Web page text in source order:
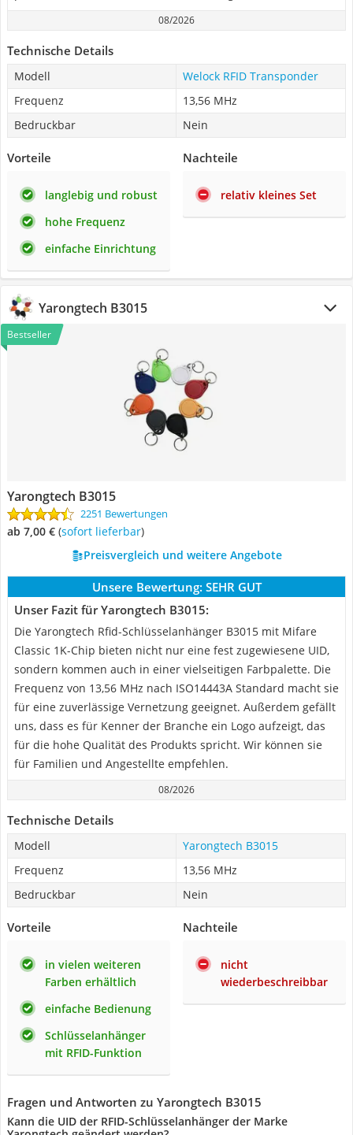
08/2026
Technische Details
Modell
Welock RFID Transponder
Frequenz
13,56 MHz
Bedruckbar
Nein
Vorteile
langlebig und robust
hohe Frequenz
einfache Einrichtung
Nachteile
relativ kleines Set
Yarongtech B3015
Bestseller
Yarongtech B3015
2251 Bewertungen
ab 7,00 € ( Sofort lieferbar)
Preisvergleich und weitere Angebote
Unsere Bewertung: SEHR GUT
Unser Fazit für Yarongtech B3015:
Die Yarongtech Rfid-Schlüsselanhänger B3015 mit Mifare
Classic 1K-Chip bieten nicht nur eine fest zugewiesene UID,
sondern kommen auch in einer vielseitigen Farbpalette. Die
Frequenz von 13,56 MHz nach ISO14443A Standard macht sie
für eine zuverlässige Vernetzung geeignet. Außerdem gefällt
uns, dass es für Kenner der Branche ein Logo aufzeigt, das
für die hohe Qualität des Produkts spricht. Wir können sie
für Familien und Angestellte empfehlen.
08/2026
Technische Details
Modell
Yarongtech B3015
Frequenz
13,56 MHz
Bedruckbar
Nein
Vorteile
in vielen weiteren
Farben erhältlich
einfache Bedienung
Schlüsselanhänger
mit RFID-Funktion
Nachteile
nicht
wiederbeschreibbar
Fragen und Antworten zu Yarongtech B3015
Kann die UID der RFID-Schlüsselanhänger der Marke